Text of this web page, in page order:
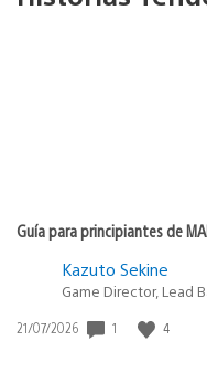
Guía para principiantes de
Kazuto Sekine
Game Director, Lead
Fecha
21/07/2026 1 4